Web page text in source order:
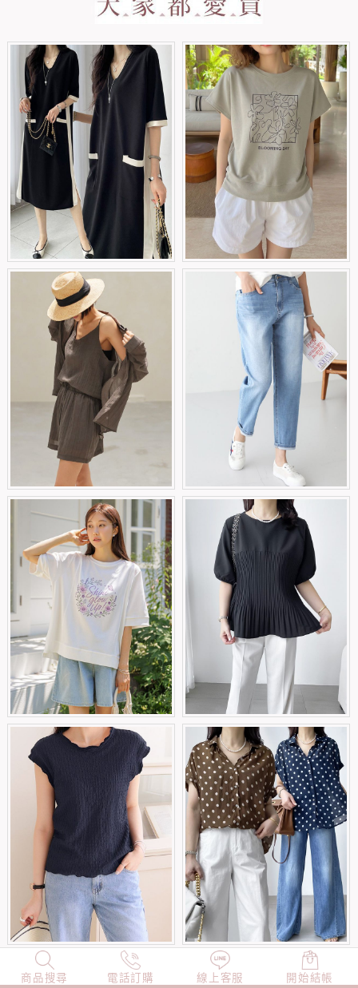
商品搜尋 電話訂購 線上客服 開始結帳
NEW 店長精選 TOP100 小編穿搭